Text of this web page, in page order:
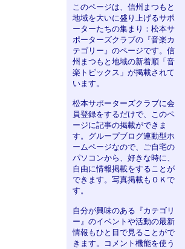
このページは、信州まつもと
地域を大いに盛り上げるサポ
ーターたちの集まり：松本サ
ポーターズクラブの『音楽カ
テゴリー』のページです。信
州まつもと地域の新着順「音
楽トピックス」が掲載されて
います。
松本サポーターズクラブに会
員登録をするだけで、このペ
ージに記事の掲載ができま
す。グループブログ連動型ホ
ームページなので、ご自宅の
パソコンから、好きな時に、
自由に情報掲載をすることが
できます。写真掲載もＯＫで
す。
自分が興味のある『カテゴリ
ー』のイベントや活動の最新
情報もひと目で見ることがで
きます。コメント機能を使う